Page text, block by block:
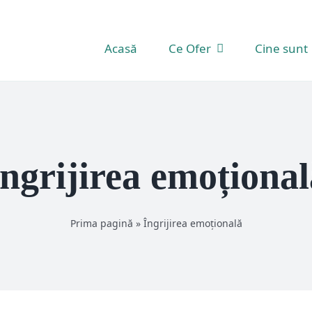
Acasă Ce Ofer Cine sunt
Prima pagină » Îngrijirea emoțională